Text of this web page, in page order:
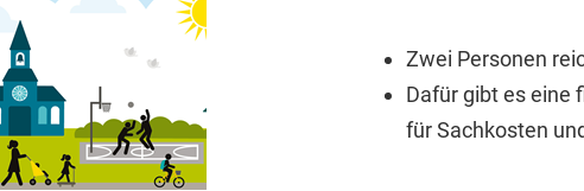
Zwei Personen
Dafür gibt es eine
für Sachkosten